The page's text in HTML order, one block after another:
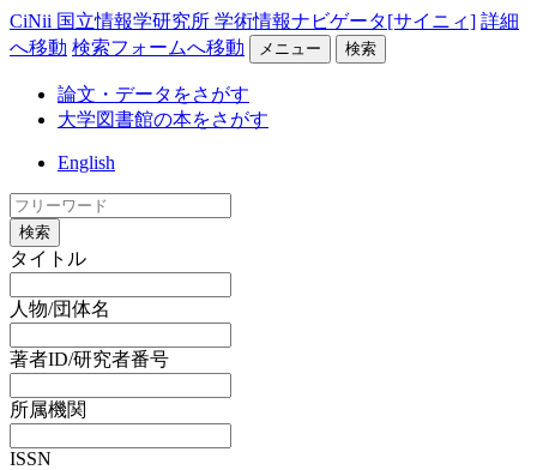
CiNii 国立情報学研究所 学術情報ナビゲータ[サイニィ] 詳細
へ移動 検索フォームへ移動 メニュー 検索
論文・データをさがす
大学図書館の本をさがす
English
検索
タイトル
人物/団体名
著者ID/研究者番号
所属機関
ISSN